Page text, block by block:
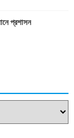
প্রশাসন